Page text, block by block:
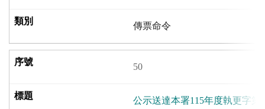
傳票命令
50
公示送達本署115年度執更字第